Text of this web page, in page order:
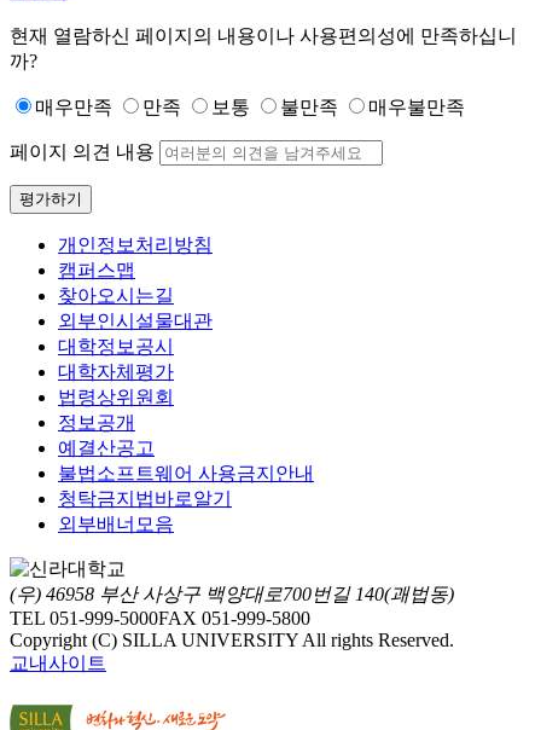
현재 열람하신 페이지의 내용이나 사용편의성에 만족하십니
까?
매우만족 만족 보통 불만족 매우불만족
페이지 의견 내용
평가하기
개인정보처리방침
캠퍼스맵
찾아오시는길
외부인시설물대관
대학정보공시
대학자체평가
법령상위원회
정보공개
예결산공고
불법소프트웨어 사용금지안내
청탁금지법바로알기
외부배너모음
(우) 46958 부산 사상구 백양대로700번길 140(괘법동)
TEL 051-999-5000FAX 051-999-5800
Copyright (C) SILLA UNIVERSITY All rights Reserved.
교내사이트